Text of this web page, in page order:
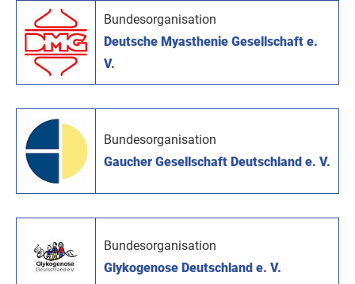
Bundesorganisation
Deutsche Myasthenie Gesellschaft e.
V.
Bundesorganisation
Gaucher Gesellschaft Deutschland e. V.
Bundesorganisation
Glykogenose Deutschland e. V.